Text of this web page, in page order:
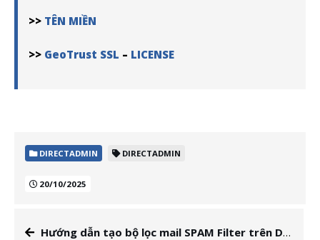
>> TÊN MIỀN
>> GeoTrust SSL – LICENSE
DIRECTADMIN DIRECTADMIN
20/10/2025
Hướng dẫn tạo bộ lọc mail SPAM Filter trên DirectAdmin